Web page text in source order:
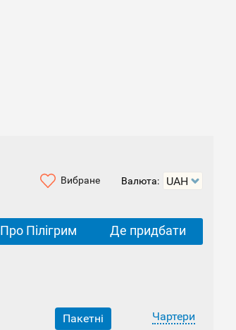
Вибране Валюта:
Про Пілігрим Де придбати
Пакетні Чартери